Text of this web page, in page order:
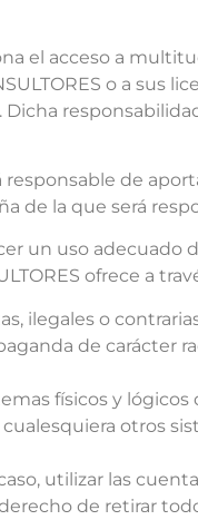
el acceso a
o a sus
responsable de
de la que será
un uso
ofrece a
ilegales o
de carácter
físicos y
otros
utilizar las
derecho de retirar